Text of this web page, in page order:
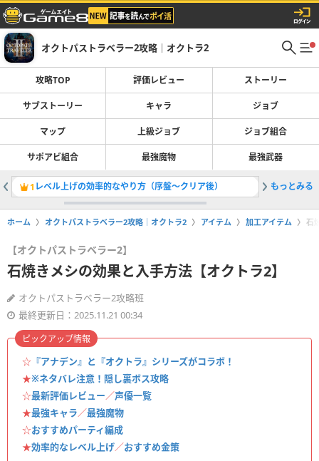
オクトパストラベラー2攻略｜オクトラ2
攻略TOP 評価レビュー ストーリー
サブストーリー キャラ ジョブ
マップ 上級ジョブ ジョブ組合
サポアビ組合 最強魔物 最強武器
1 レベル上げの効率的なやり方（序盤〜クリア後） 2
もっとみる
ホーム オクトパストラベラー2攻略｜オクトラ2 アイテム 加工アイテム 石
【オクトパストラベラー2】
石焼きメシの効果と入手方法【オクトラ2】
オクトパストラベラー2攻略班
最終更新日：2025.11.21 00:34
☆ 『アナデン』と『オクトラ』シリーズがコラボ！
★※ネタバレ注意！隠し裏ボス攻略
☆最新評価レビュー／声優一覧
★最強キャラ／最強魔物
☆おすすめパーティ編成
★効率的なレベル上げ／おすすめ金策
ピックアップ情報